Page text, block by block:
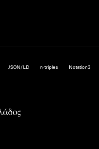
JSON/LD n-triples Notation3